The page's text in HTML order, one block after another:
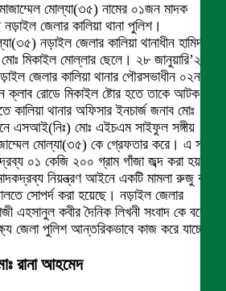
মোল্যা(৩৫) নামের ০১জন মাদক
জেলার কালিয়া থানা পুলিশ।
নড়াইল জেলার কালিয়া থানাধীন হামিদপুর
মিকাইল মোল্লার ছেলে। ২৮ জানুয়ারি’২৫
জেলার কালিয়া থানার পৌরসভাধীন ০২নং
ক্লাব রোডে মিকাইল ষ্টোর হতে তাকে আটক করা
থানার অফিসার ইনচার্জ জনাব মোঃ
এসআই(নিঃ) মোঃ এইচএম সাইফুল সঙ্গীয়
মোল্যা(৩৫) কে গ্রেফতার করে। এ সময়
০১ কেজি ২০০ গ্রাম গাঁজা জব্দ করা হয়।
নিয়ন্ত্রণ আইনে একটি মামলা রুজু করা
সোপর্দ করা হয়েছে। নড়াইল জেলার
এহসানুল কবীর দৈনিক লিখনী সংবাদ কে বলেন,
জেলা পুলিশ আন্তরিকভাবে কাজ করে যাচ্ছে।
রানা আহমেদ